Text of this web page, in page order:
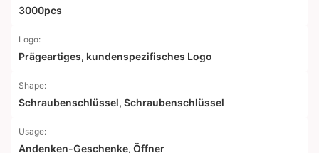
3000pcs
Logo:
Prägeartiges, kundenspezifisches Logo
Shape:
Schraubenschlüssel, Schraubenschlüssel
Usage:
Andenken-Geschenke, Öffner